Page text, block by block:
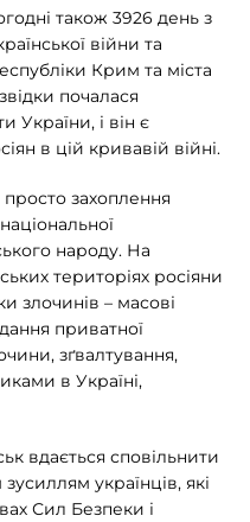
також 3926 день з
війни та
Крим та міста
почалася
України, і він є
в цій кривавій війні.
просто захоплення
народу. На
територіях росіяни
злочинів – масові
приватної
зґвалтування,
в Україні,
вдається сповільнити
українців, які
Сил Безпеки і